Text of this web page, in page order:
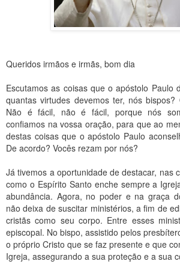
Queridos irmãos e irmãs, bom dia
Escutamos as coisas que o apóstolo Paulo
quantas virtudes devemos ter, nós bispos?
Não é fácil, não é fácil, porque nós
confiamos na vossa oração, para que ao
destas coisas que o apóstolo Paulo
De acordo? Vocês rezam por nós?
Já tivemos a oportunidade de destacar, nas
como o Espírito Santo enche sempre a
abundância. Agora, no poder e na graça
não deixa de suscitar ministérios, a fim de
cristãs como seu corpo. Entre esses
episcopal. No bispo, assistido pelos
o próprio Cristo que se faz presente e que
Igreja, assegurando a sua proteção e a sua